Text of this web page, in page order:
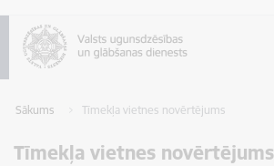
Sākums Tīmekļa vietnes novērtējums
Tīmekļa vietnes novērtējums